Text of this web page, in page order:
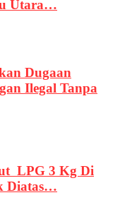
Utara…
Dugaan
Ilegal Tanpa
LPG 3 Kg Di
Diatas…